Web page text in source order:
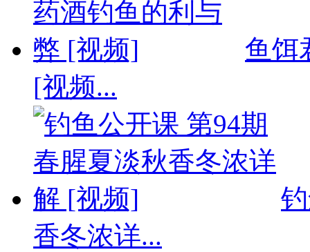
鱼饵
[视频...
香冬浓详...